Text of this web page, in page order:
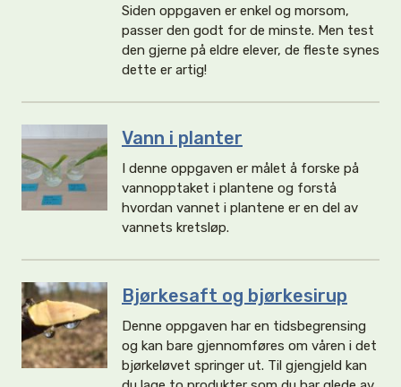
Siden oppgaven er enkel og morsom,
passer den godt for de minste. Men test
den gjerne på eldre elever, de fleste synes
dette er artig!
Vann i planter
I denne oppgaven er målet å forske på
vannopptaket i plantene og forstå
hvordan vannet i plantene er en del av
vannets kretsløp.
Bjørkesaft og bjørkesirup
Denne oppgaven har en tidsbegrensing
og kan bare gjennomføres om våren i det
bjørkeløvet springer ut. Til gjengjeld kan